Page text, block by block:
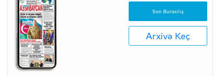
Son Buraxılış
Arxivə Keç